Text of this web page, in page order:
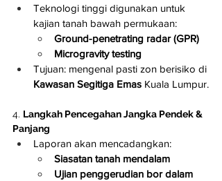
Teknologi tinggi digunakan untuk
kajian tanah bawah permukaan:
Ground-penetrating radar (GPR)
Microgravity testing
Tujuan: mengenal pasti zon berisiko di
Kawasan Segitiga Emas Kuala Lumpur.
4. Langkah Pencegahan Jangka Pendek &
Panjang
Laporan akan mencadangkan:
Siasatan tanah mendalam
Ujian penggerudian bor dalam